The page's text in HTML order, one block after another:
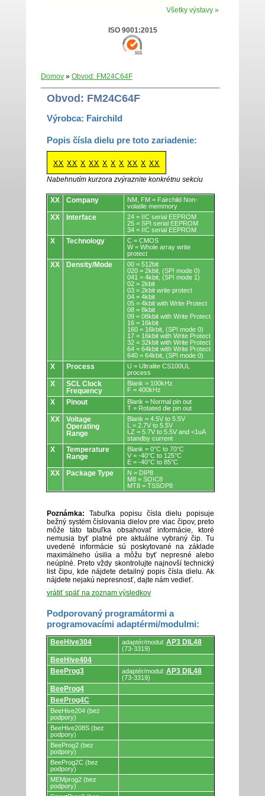
Všetky výstavy »
ISO 9001:2015
Domov » Obvod: FM24C64F
Obvod: FM24C64F
Výrobca: Fairchild
Popis čísla dielu pre toto zariadenie:
XX XX X XX X X X XX X XX
Nabehnutím kurzora zvýraznite konkrétnu sekciu
Obvody.
XX Company
NM, FM = Fairchild Non-
volatile memmory
XX Interface
24 = IIC serial EEPROM
25 = SPI serial EEPROM
34 = IIC serial EEPROM
X Technology
C = CMOS
W = Whole array write
protect
XX Density/Mode
00 = 512bit
020 = 2kbit, (SPI mode 0)
041 = 4kbit, (SPI mode 1)
02 = 2kbit
03 = 2kbit write protect
04 = 4kbit
05 = 4kbit with Write Protect
08 = 8kbit
09 = 08kbit with Write Protect
16 = 16kbit
160 = 16kbit, (SPI mode 0)
17 = 16kbit with Write Protect
32 = 32kbit with Write Protect
64 = 64kbit with Write Protect
640 = 64kbit, (SPI mode 0)
X Process
U = Ultralite CS100UL
process
X
SCL Clock
Frequency
Blank = 100kHz
F = 400kHz
X Pinout
Blank = Normal pin out
T = Rotated die pin out
XX
Voltage
Operating
Range
Blank = 4.5V to 5.5V
L = 2.7V to 5.5V
LZ = 5.7V to 5.5V and <1uA
standby current
X
Temperature
Range
Blank = 0°C to 70°C
V = -40°C to 125°C
E = -40°C to 85°C
XX Package Type
N = DIP8
M8 = SOIC8
MT8 = TSSOP8
Poznámka: Tabuľka popisu čísla dielu popisuje
bežný systém číslovania dielov pre viac čipov, preto
môže táto tabuľka obsahovať informácie, ktoré
nemusia byť platné pre aktuálne vybraný čip. Tu
uvedené informácie sú poskytované na základe
maximálneho úsilia a môžu byť nepresné alebo
neúplné. Preto vždy skontrolujte najnovší technický
list čipu, kde nájdete detailný popis čísla dielu. Ak
nájdete nejakú nepresnosť, dajte nám vedieť.
vrátiť späť na zoznam výsledkov
Podporovaný programátormi a
programovacími adaptérmi/modulmi:
Podporovaný
programátormi
a
programovacími
adaptérmi/modulmi.
BeeHive304 adaptér/modul: AP3 DIL48
(73-3319)
BeeHive404
BeeProg3
adaptér/modul: AP3 DIL48
(73-3319)
BeeProg4
BeeProg4C
BeeHive204 (bez
podpory)
BeeHive208S (bez
podpory)
BeeProg2 (bez
podpory)
BeeProg2C (bez
podpory)
MEMprog2 (bez
podpory)